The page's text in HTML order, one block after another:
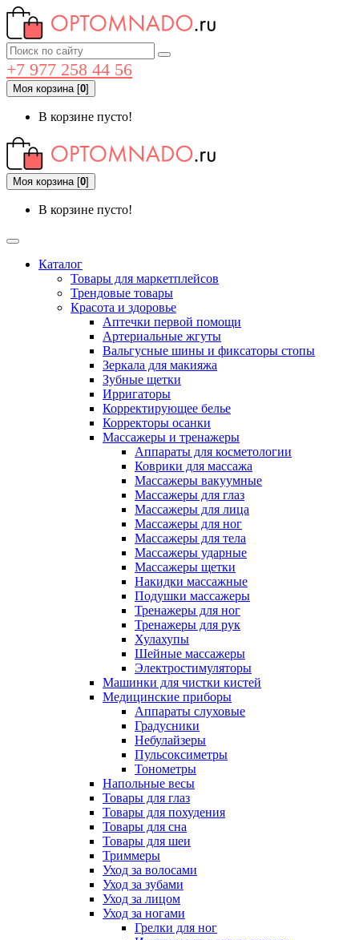
+7 977 258 44 56
Моя корзина[0]
В корзине пусто!
Моя корзина[0]
В корзине пусто!
Каталог
Товары для маркетплейсов
Трендовые товары
Красота и здоровье
Аптечки первой помощи
Артериальные жгуты
Вальгусные шины и фиксаторы стопы
Зеркала для макияжа
Зубные щетки
Ирригаторы
Корректирующее белье
Корректоры осанки
Массажеры и тренажеры
Аппараты для косметологии
Коврики для массажа
Массажеры вакуумные
Массажеры для глаз
Массажеры для лица
Массажеры для ног
Массажеры для тела
Массажеры ударные
Массажеры щетки
Накидки массажные
Подушки массажеры
Тренажеры для ног
Тренажеры для рук
Хулахупы
Шейные массажеры
Электростимуляторы
Машинки для чистки кистей
Медицинские приборы
Аппараты слуховые
Градусники
Небулайзеры
Пульсоксиметры
Тонометры
Напольные весы
Товары для глаз
Товары для похудения
Товары для сна
Товары для шеи
Триммеры
Уход за волосами
Уход за зубами
Уход за лицом
Уход за ногами
Грелки для ног